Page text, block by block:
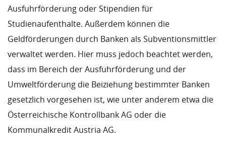
Ausfuhrförderung oder Stipendien für
Studienaufenthalte. Außerdem können die
Geldförderungen durch Banken als Subventionsmittler
verwaltet werden. Hier muss jedoch beachtet werden,
dass im Bereich der Ausfuhrförderung und der
Umweltförderung die Beiziehung bestimmter Banken
gesetzlich vorgesehen ist, wie unter anderem etwa die
Österreichische Kontrollbank AG oder die
Kommunalkredit Austria AG.